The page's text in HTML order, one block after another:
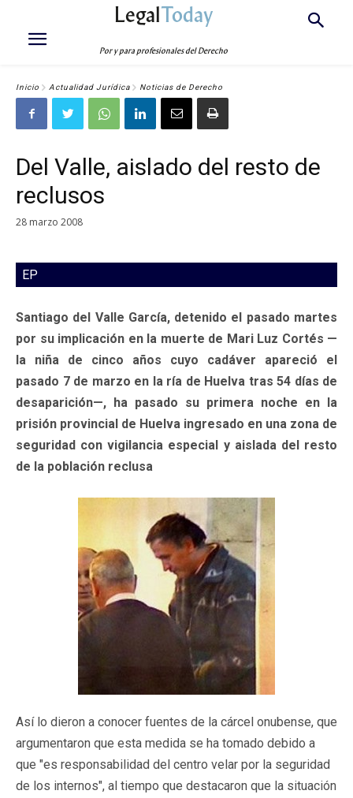
LegalToday
Por y para profesionales del Derecho
Inicio Actualidad Jurídica Noticias de Derecho
Del Valle, aislado del resto de
reclusos
28 marzo 2008
EP
Santiago del Valle García, detenido el pasado martes
por su implicación en la muerte de Mari Luz Cortés —
la niña de cinco años cuyo cadáver apareció el
pasado 7 de marzo en la ría de Huelva tras 54 días de
desaparición—, ha pasado su primera noche en la
prisión provincial de Huelva ingresado en una zona de
seguridad con vigilancia especial y aislada del resto
de la población reclusa
Así lo dieron a conocer fuentes de la cárcel onubense, que
argumentaron que esta medida se ha tomado debido a
que "es responsabilidad del centro velar por la seguridad
de los internos", al tiempo que destacaron que la situación